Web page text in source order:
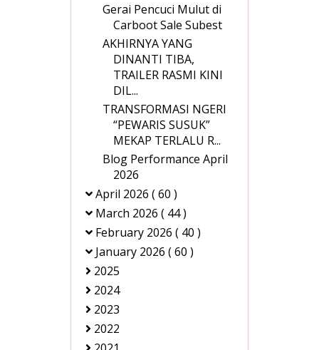
Gerai Pencuci Mulut di
Carboot Sale Subest
AKHIRNYA YANG
DINANTI TIBA,
TRAILER RASMI KINI
DIL...
TRANSFORMASI NGERI
“PEWARIS SUSUK”
MEKAP TERLALU R...
Blog Performance April
2026
April 2026 ( 60 )
March 2026 ( 44 )
February 2026 ( 40 )
January 2026 ( 60 )
2025
2024
2023
2022